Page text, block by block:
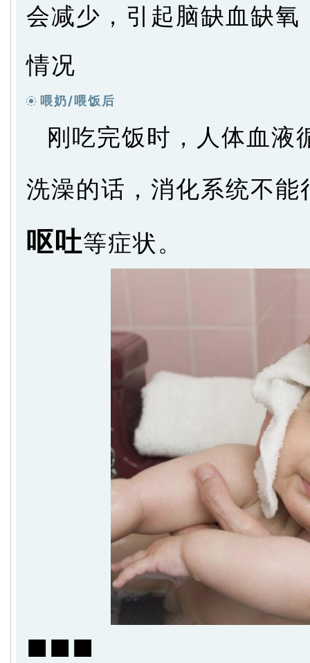
会减少，引起脑缺血缺氧
情况
喂奶/喂饭后
刚吃完饭时，人体血液
洗澡的话，消化系统不
呕吐等症状。
■■■